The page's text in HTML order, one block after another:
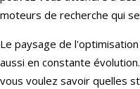
moteurs de recherche qui
Le paysage de
aussi en constante
vous voulez savoir quelles